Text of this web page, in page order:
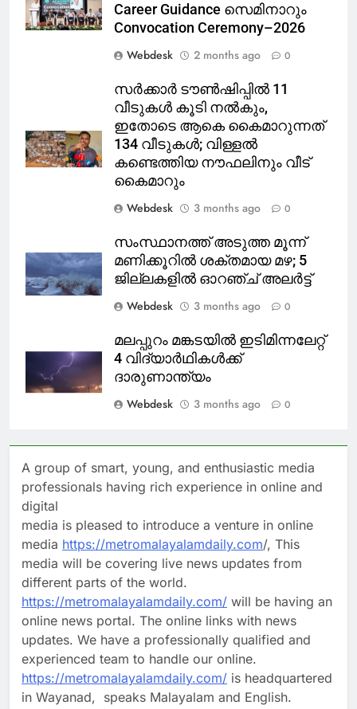
Career Guidance സെമിനാറും
Convocation Ceremony–2026
Webdesk
2 months ago 0
സർക്കാർ ടൗൺഷിപ്പിൽ 11
വീടുകൾ കൂടി നൽകും,
ഇതോടെ ആകെ കൈമാറുന്നത്
134 വീടുകൾ; വിള്ളൽ
കണ്ടെത്തിയ നൗഫലിനും വീട്
കൈമാറും
Webdesk
3 months ago 0
സംസ്ഥാനത്ത് അടുത്ത മൂന്ന്
മണിക്കൂറിൽ ശക്തമായ മഴ; 5
ജില്ലകളിൽ ഓറഞ്ച് അലർട്ട്
Webdesk
3 months ago 0
മലപ്പുറം മങ്കടയിൽ ഇടിമിന്നലേറ്റ്
4 വിദ്യാർഥികൾക്ക്
ദാരുണാന്ത്യം
Webdesk
3 months ago 0
A group of smart, young, and enthusiastic media
professionals having rich experience in online and
digital
media is pleased to introduce a venture in online
media https://metromalayalamdaily.com/, This
media will be covering live news updates from
different parts of the world.
https://metromalayalamdaily.com/ will be having an
online news portal. The online links with news
updates. We have a professionally qualified and
experienced team to handle our online.
https://metromalayalamdaily.com/ is headquartered
in Wayanad, speaks Malayalam and English.